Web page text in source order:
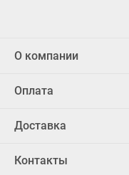
О компании
Оплата
Доставка
Контакты